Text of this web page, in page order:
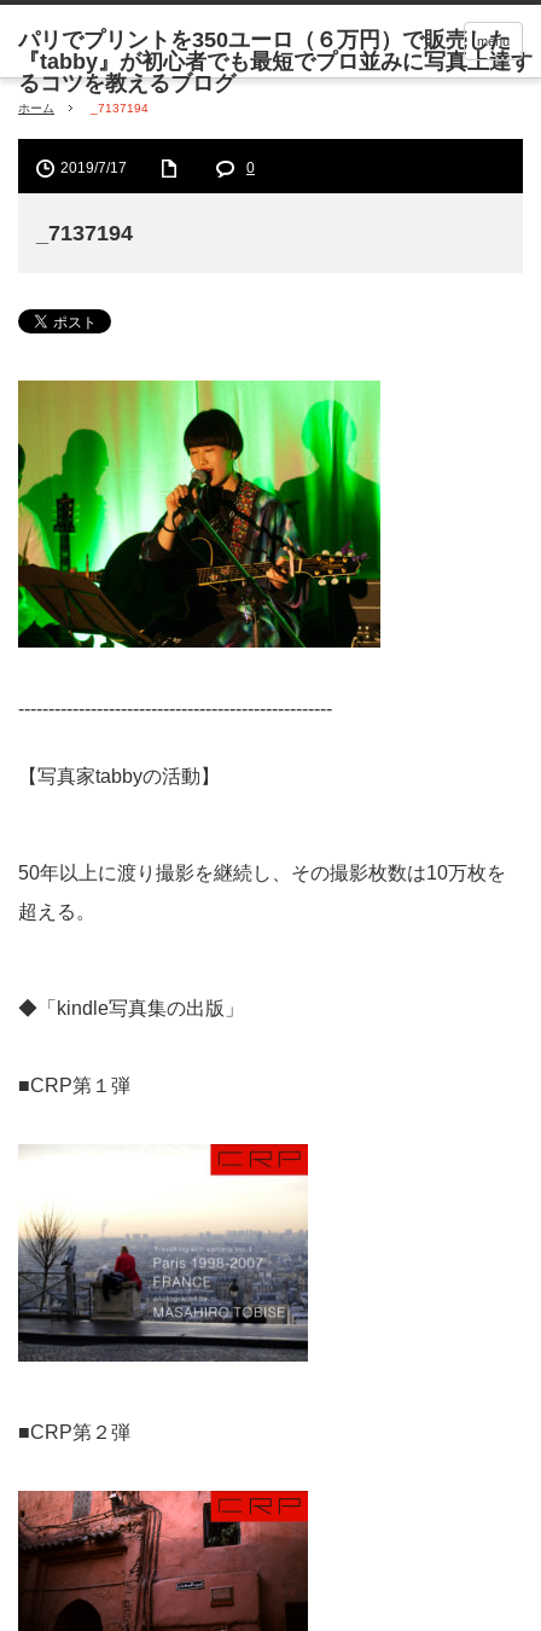
menu
ホーム _7137194
2019/7/17 0
_7137194
----------------------------------------------------
【写真家tabbyの活動】
50年以上に渡り撮影を継続し、その撮影枚数は10万枚を
超える。
◆「kindle写真集の出版」
■CRP第１弾
■CRP第２弾